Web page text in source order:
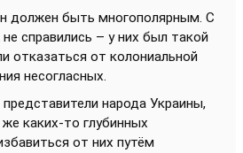
должен быть многополярным. С
справились – у них был такой
отказаться от колониальной
несогласных.
народа Украины,
каких-то глубинных
от них путём